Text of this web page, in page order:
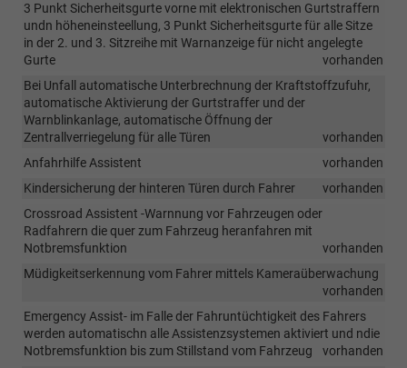
3 Punkt Sicherheitsgurte vorne mit elektronischen Gurtstraffern
undn höheneinsteellung, 3 Punkt Sicherheitsgurte für alle Sitze
in der 2. und 3. Sitzreihe mit Warnanzeige für nicht angelegte
Gurte
vorhanden
Bei Unfall automatische Unterbrechnung der Kraftstoffzufuhr,
automatische Aktivierung der Gurtstraffer und der
Warnblinkanlage, automatische Öffnung der
Zentrallverriegelung für alle Türen
vorhanden
Anfahrhilfe Assistent
vorhanden
Kindersicherung der hinteren Türen durch Fahrer
vorhanden
Crossroad Assistent -Warnnung vor Fahrzeugen oder
Radfahrern die quer zum Fahrzeug heranfahren mit
Notbremsfunktion
vorhanden
Müdigkeitserkennung vom Fahrer mittels Kameraüberwachung
vorhanden
Emergency Assist- im Falle der Fahruntüchtigkeit des Fahrers
werden automatischn alle Assistenzsystemen aktiviert und ndie
Notbremsfunktion bis zum Stillstand vom Fahrzeug
vorhanden